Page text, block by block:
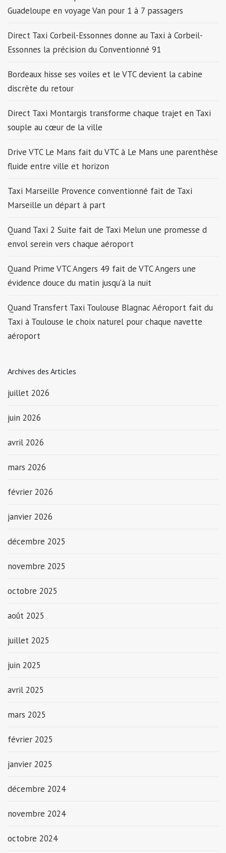
Guadeloupe en voyage Van pour 1 à 7 passagers
Direct Taxi Corbeil-Essonnes donne au Taxi à Corbeil-
Essonnes la précision du Conventionné 91
Bordeaux hisse ses voiles et le VTC devient la cabine
discrète du retour
Direct Taxi Montargis transforme chaque trajet en Taxi
souple au cœur de la ville
Drive VTC Le Mans fait du VTC à Le Mans une parenthèse
fluide entre ville et horizon
Taxi Marseille Provence conventionné fait de Taxi
Marseille un départ à part
Quand Taxi 2 Suite fait de Taxi Melun une promesse d
envol serein vers chaque aéroport
Quand Prime VTC Angers 49 fait de VTC Angers une
évidence douce du matin jusqu’à la nuit
Quand Transfert Taxi Toulouse Blagnac Aéroport fait du
Taxi à Toulouse le choix naturel pour chaque navette
aéroport
Archives des Articles
juillet 2026
juin 2026
avril 2026
mars 2026
février 2026
janvier 2026
décembre 2025
novembre 2025
octobre 2025
août 2025
juillet 2025
juin 2025
avril 2025
mars 2025
février 2025
janvier 2025
décembre 2024
novembre 2024
octobre 2024